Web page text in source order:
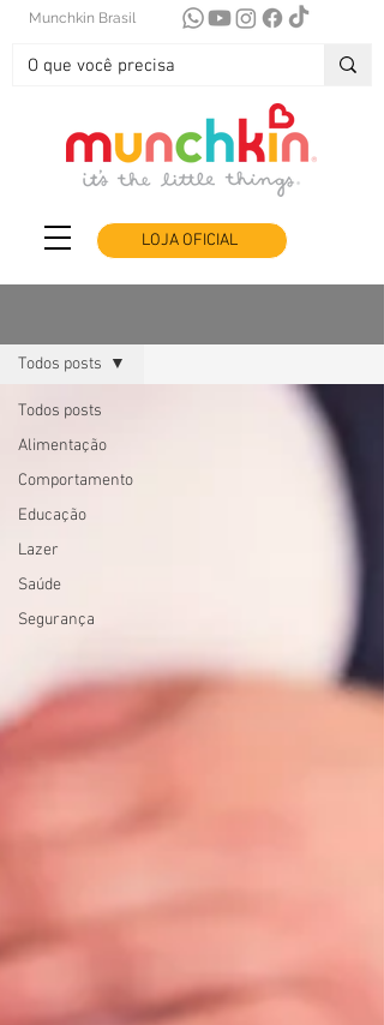
Munchkin Brasil
LOJA OFICIAL
Todos posts
Alimentação
Comportamento
Educação
Lazer
Saúde
Segurança
Todos posts